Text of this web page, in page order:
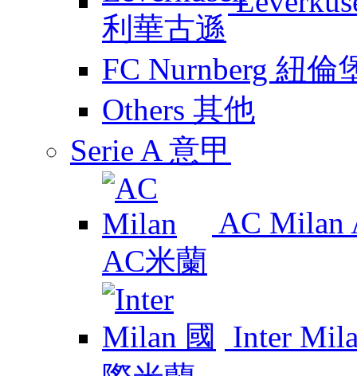
FC Nurnberg 紐倫
Others 其他
Serie A 意甲
AC Milan
Inter